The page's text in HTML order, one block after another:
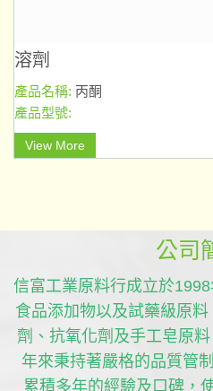
溶劑
產品名稱: 丙酮
產品型號:
View More
公司
信富工業原料行成立於
食品添加物以及試藥級原
劑、抗氧化劑及手工皂原
年來秉持著嚴格的品質管
累積多年的經驗及口碑，